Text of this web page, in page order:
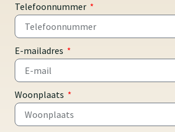
Telefoonnummer
E-mailadres
Woonplaats